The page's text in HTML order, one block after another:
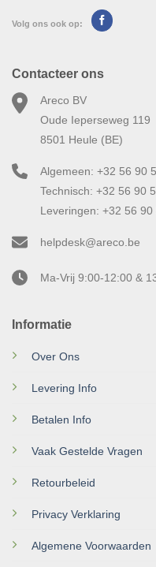
Volg ons ook op:
Informatie
Over Ons
Levering Info
Betalen Info
Vaak Gestelde Vragen
Retourbeleid
Privacy Verklaring
Algemene Voorwaarden
Contacteer ons
Areco BV
Oude Ieperseweg 119
8501 Heule (BE)
Algemeen: +32 56 90
Technisch: +32 56 90
Leveringen: +32 56 90
helpdesk@areco.be
Ma-Vrij 9:00-12:00 &